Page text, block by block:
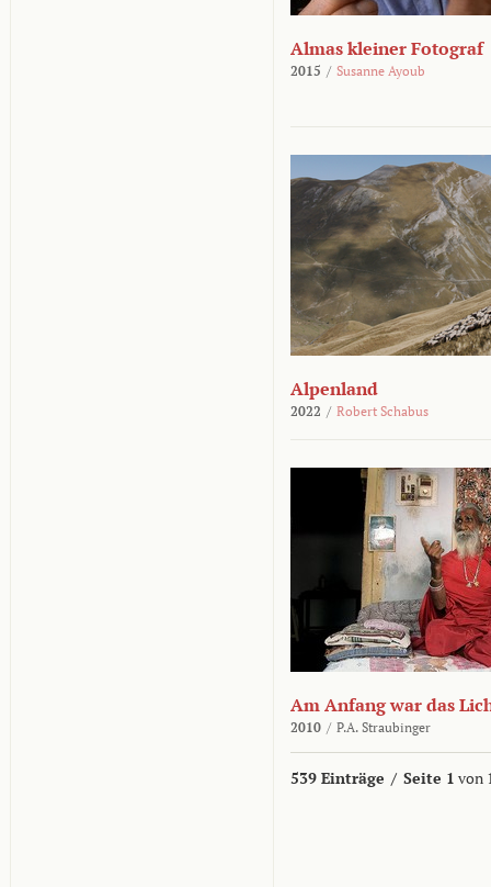
Almas kleiner Fotograf
2015 / Susanne Ayoub
Alpenland
2022 / Robert Schabus
Am Anfang war das
2010 / P.A. Straubinger
539 Einträge / Seite 1 von